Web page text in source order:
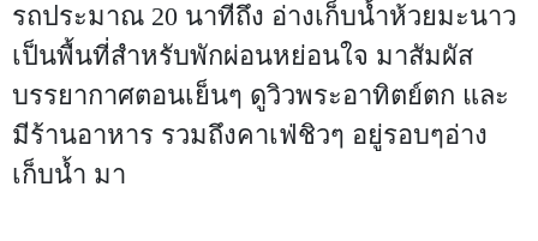
รถประมาณ 20 นาทีถึง อ่างเก็บน้ำห้วยมะนาว
เป็นพื้นที่สำหรับพักผ่อนหย่อนใจ มาสัมผัส
บรรยากาศตอนเย็นๆ ดูวิวพระอาทิตย์ตก และ
มีร้านอาหาร รวมถึงคาเฟ่ชิวๆ อยู่รอบๆอ่าง
เก็บน้ำ มา